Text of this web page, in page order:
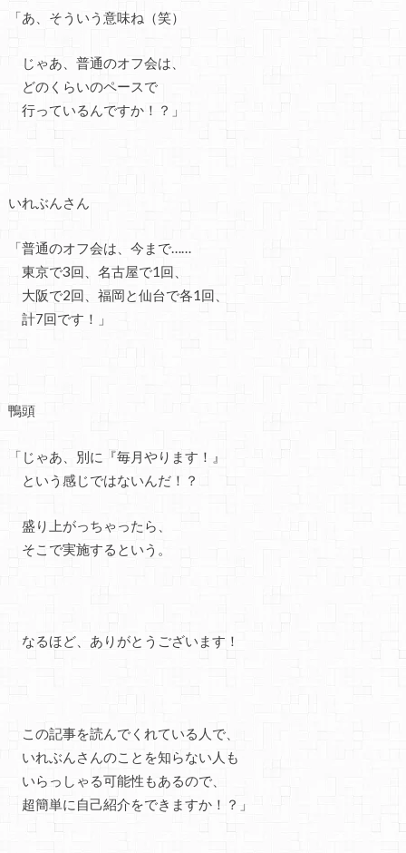
「あ、そういう意味ね（笑）
じゃあ、普通のオフ会は、
どのくらいのペースで
行っているんですか！？」
いれぶんさん
「普通のオフ会は、今まで……
東京で3回、名古屋で1回、
大阪で2回、福岡と仙台で各1回、
計7回です！」
鴨頭
「じゃあ、別に『毎月やります！』
という感じではないんだ！？
盛り上がっちゃったら、
そこで実施するという。
なるほど、ありがとうございます！
この記事を読んでくれている人で、
いれぶんさんのことを知らない人も
いらっしゃる可能性もあるので、
超簡単に自己紹介をできますか！？」